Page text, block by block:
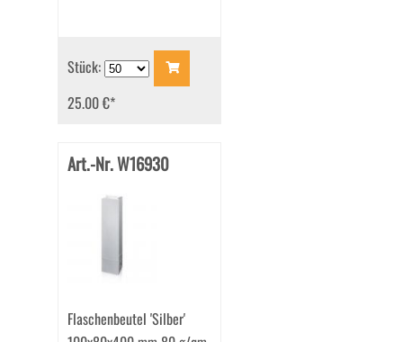
Stück:
25.00 €*
Art.-Nr. W16930
Flaschenbeutel 'Silber'